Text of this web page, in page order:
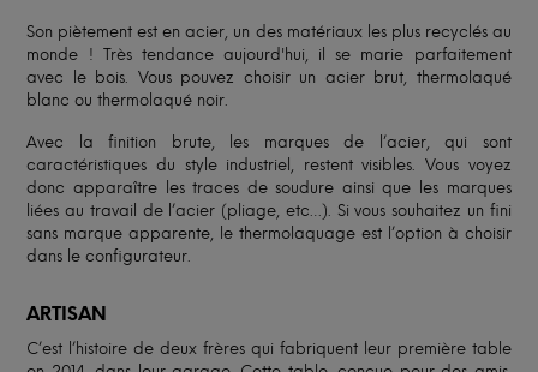
Son piètement est en acier, un des matériaux les plus recyclés au
monde ! Très tendance aujourd'hui, il se marie parfaitement
avec le bois. Vous pouvez choisir un acier brut, thermolaqué
blanc ou thermolaqué noir.
Avec la finition brute, les marques de l’acier, qui sont
caractéristiques du style industriel, restent visibles. Vous voyez
donc apparaître les traces de soudure ainsi que les marques
liées au travail de l’acier (pliage, etc…). Si vous souhaitez un fini
sans marque apparente, le thermolaquage est l’option à choisir
dans le configurateur.
ARTISAN
C’est l’histoire de deux frères qui fabriquent leur première table